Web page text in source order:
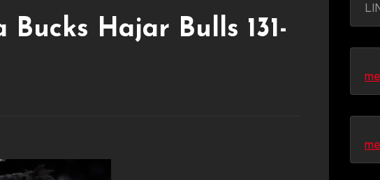
Bucks Hajar Bulls 131-